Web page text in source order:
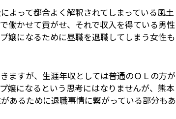
よって都合よく解釈されてしまっている風土
働かせて貢がせ、それで収入を得ている男性
嬢になるために昼職を退職してしまう女性も
ますが、生涯年収としては普通のＯＬの方が
嬢になるという思考にはなりませんが、熊本
あるために退職事情に繋がっている部分もあ